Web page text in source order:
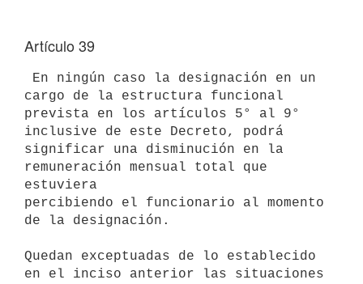
Artículo 39
cargo de la estructura funcional
prevista en los artículos 5° al 9°
inclusive de este Decreto, podrá
significar una disminución en la
remuneración mensual total que
estuviera
percibiendo el funcionario al momento
de la designación.
Quedan exceptuadas de lo establecido
en el inciso anterior las situaciones